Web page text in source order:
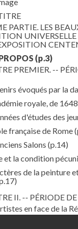
PARTIE. LES
(p.3)
PREMIER. --
évoqués par la
royale, de
d'études des
française de Rome
Salons (p.14)
et la condition
de la peinture
II. -- PÉRIODE
en face de la